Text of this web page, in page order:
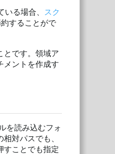
る場合、 スク
することがで
とです。領域ア
メントを作成す
を読み込むフォ
対パスでも、
すことでも指定